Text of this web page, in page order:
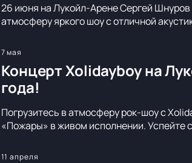
26 июня на Лукойл-Арене Сергей Шнуров
атмосферу яркого шоу с отличной
7 мая
Концерт Xolidayboy на
года!
Погрузитесь в атмосферу рок-шоу с
«Пожары» в живом исполнении. Успейте
11 апреля